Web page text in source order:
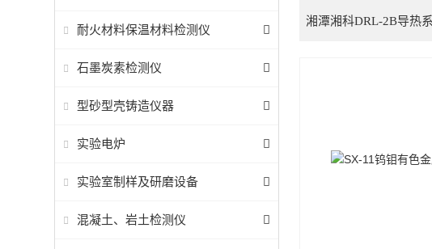
耐火材料保温材料检测仪
石墨炭素检测仪
型砂型壳铸造仪器
实验电炉
实验室制样及研磨设备
混凝土、岩土检测仪